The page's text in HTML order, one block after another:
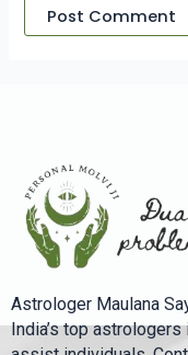
Astrologer Maulana
India’s top